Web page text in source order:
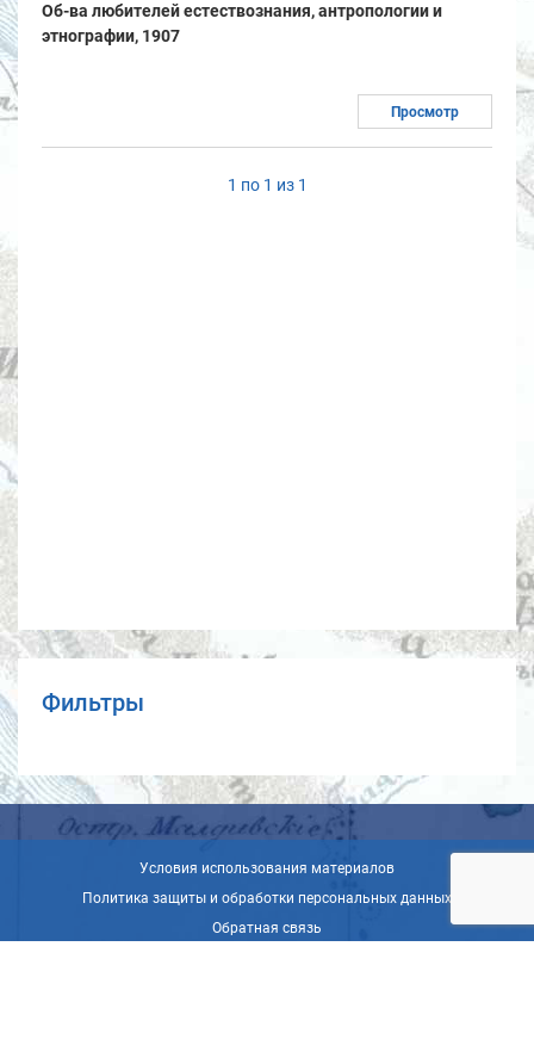
Об-ва любителей естествознания, антропологии и
этнографии, 1907
Просмотр
1 по 1 из 1
Фильтры
Условия использования материалов
Политика защиты и обработки персональных данных
Обратная связь